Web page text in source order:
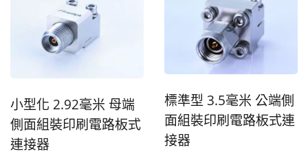
小型化 2.92毫米 母端
側面組裝印刷電路板式
連接器
標準型 3.5毫米 公端側
面組裝印刷電路板式連
接器